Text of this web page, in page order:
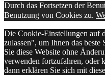
Durch das Fortsetzen der
Benutzung von Cookies zu.
Die Cookie-Einstellungen auf
zulassen", um Ihnen das
Sie diese Website ohne
verwenden fortzufahren, oder
dann erklären Sie sich mit